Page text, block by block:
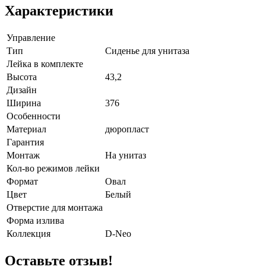
Характеристики
Управление
Тип
Сиденье для унитаза
Лейка в комплекте
Высота
43,2
Дизайн
Ширина
376
Особенности
Материал
дюропласт
Гарантия
Монтаж
На унитаз
Кол-во режимов лейки
Формат
Овал
Цвет
Белый
Отверстие для монтажа
Форма излива
Коллекция
D-Neo
Оставьте отзыв!